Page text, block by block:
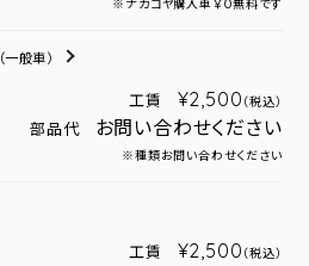
※ナカゴヤ購入車￥０無料です
（一般車）
工賃 ¥2,500 （税込）
部品代 お問い合わせください
※種類お問い合わせください
工賃 ¥2,500 （税込）